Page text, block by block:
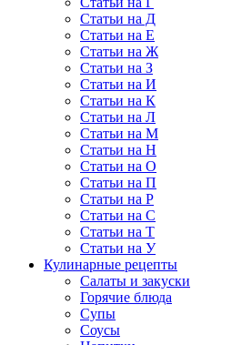
Статьи на Д
Статьи на Е
Статьи на Ж
Статьи на З
Статьи на И
Статьи на К
Статьи на Л
Статьи на М
Статьи на Н
Статьи на О
Статьи на П
Статьи на Р
Статьи на С
Статьи на Т
Статьи на У
Кулинарные рецепты
Салаты и закуски
Горячие блюда
Супы
Соусы